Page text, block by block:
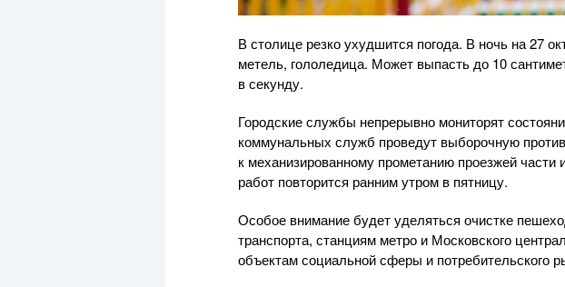
В столице резко ухудшится погода. В ночь на 27
метель, гололедица. Может выпасть до 10
в секунду.
Городские службы непрерывно мониторят
коммунальных служб проведут выборочную
к механизированному прометанию проезжей части
работ повторится ранним утром в пятницу.
Особое внимание будет уделяться очистке
транспорта, станциям метро и Московского
объектам социальной сферы и потребительского